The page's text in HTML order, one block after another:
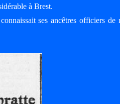
à Brest.
ses ancêtres officiers de